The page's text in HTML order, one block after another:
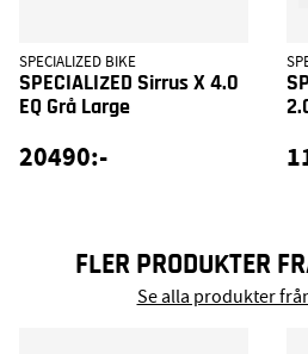
SPECIALIZED BIKE
SPECIALIZED Sirrus X 4.0
EQ Grå Large
20490:-
FLER PRODUKTER
Se alla produkter från